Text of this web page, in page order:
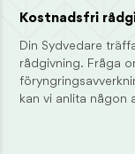
Kostnadsfri
Din Sydvedare
rådgivning. Fråga
kan vi anlita någon